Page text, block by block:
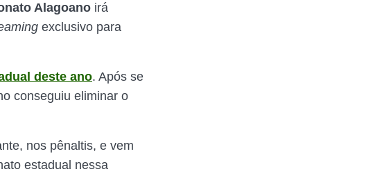
Alagoano irá
exclusivo para
deste ano. Após se
conseguiu eliminar o
nos pênaltis, e vem
estadual nessa